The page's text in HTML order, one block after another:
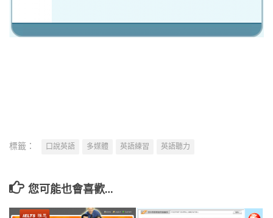
標籤： 口說英語 多媒體 英語練習 英語聽力
您可能也會喜歡…